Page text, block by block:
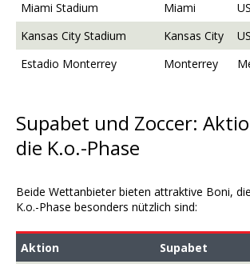
Miami Stadium Miami
Kansas City Stadium
Kansas City
Estadio Monterrey
Monterrey
Supabet und Zoccer:
die K.o.-Phase
Beide Wettanbieter bieten attraktive Boni,
K.o.-Phase besonders nützlich sind:
Aktion Supabet